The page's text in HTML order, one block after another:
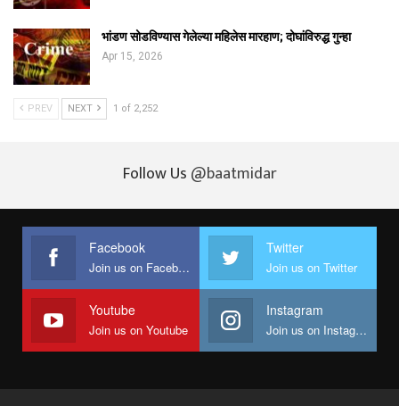
भांडण सोडविण्यास गेलेल्या महिलेस मारहाण; दोघांविरुद्ध गुन्हा
Apr 15, 2026
PREV NEXT 1 of 2,252
Follow Us @baatmidar
Facebook
Join us on Facebook
Twitter
Join us on Twitter
Youtube
Join us on Youtube
Instagram
Join us on Instagram